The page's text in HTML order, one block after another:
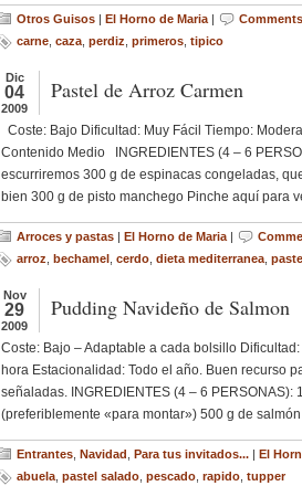
Otros Guisos | El Horno de Maria |
carne caza perdiz primeros tipico
Dic
04
2009
Pastel de Arroz Carmen
Coste: Bajo Dificultad: Muy Fácil Tiempo:
Contenido Medio INGREDIENTES (4 – 6
escurriremos 300 g de espinacas congeladas,
bien 300 g de pisto manchego Pinche aquí para
Arroces y pastas | El Horno de Maria |
arroz bechamel cerdo dieta mediterranea
Nov
29
2009
Pudding Navideño de Salmon
Coste: Bajo – Adaptable a cada bolsillo
hora Estacionalidad: Todo el año. Buen recurso
señaladas. INGREDIENTES (4 – 6
(preferiblemente «para montar») 500 g de
Entrantes Navidad Para tus invitados... | El
abuela pastel salado pescado rapido tupper